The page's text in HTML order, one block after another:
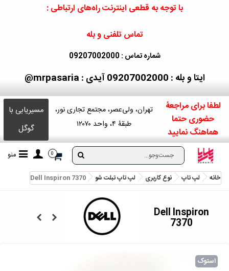
با توجه به قطعی اینترنت راه‌های ارتباطی :
تماس تلفنی و بله
شماره تماس : 09207002000
ایتا و بله : 09207002000 آیدی : mrpasaria@
لطفا برای مراجعۀ
حضوری حتما
هماهنگ نمایید
تهران، ولی‌عصر، مجتمع تجاری نور،
طبقۀ ۴، واحد ۱۲۰۷۰
مسیریابی با
گوگل
0 منو
خانه لپ تاپ نوع کاربری لپ تاپ تبلت شو Dell Inspiron 7370
Dell Inspiron
7370
استوک